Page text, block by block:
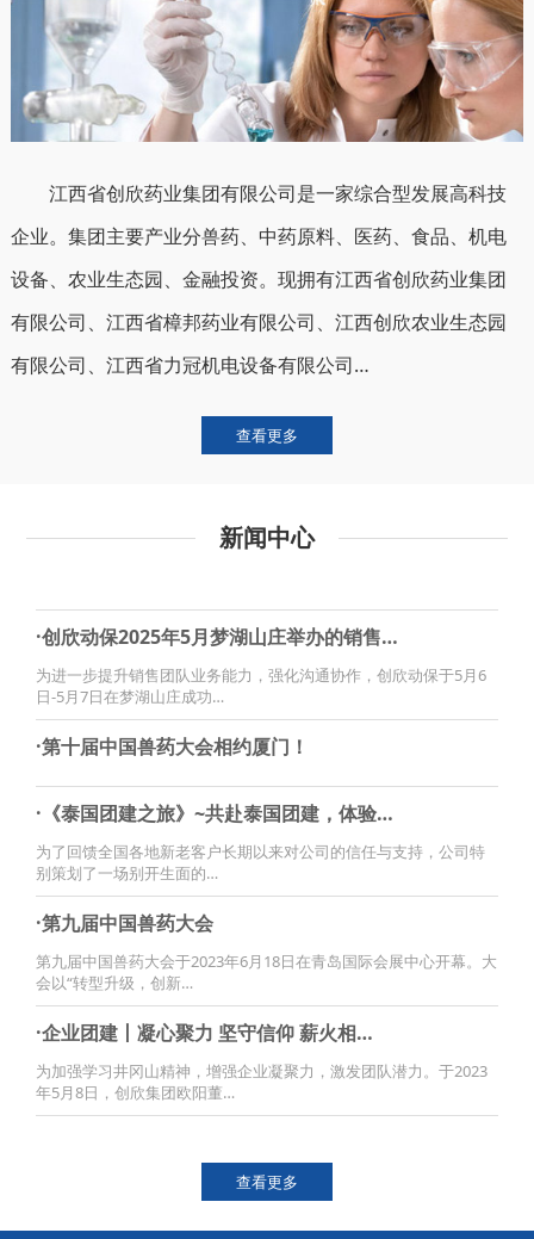
江西省创欣药业集团有限公司是一家综合型发展高科技
企业。集团主要产业分兽药、中药原料、医药、食品、机电
设备、农业生态园、金融投资。现拥有江西省创欣药业集团
有限公司、江西省樟邦药业有限公司、江西创欣农业生态园
有限公司、江西省力冠机电设备有限公司…
查看更多
新闻中心
·创欣动保2025年5月梦湖山庄举办的销售…
为进一步提升销售团队业务能力，强化沟通协作，创欣动保于5月6
日-5月7日在梦湖山庄成功…
·第十届中国兽药大会相约厦门！
·《泰国团建之旅》~共赴泰国团建，体验…
为了回馈全国各地新老客户长期以来对公司的信任与支持，公司特
别策划了一场别开生面的…
·第九届中国兽药大会
第九届中国兽药大会于2023年6月18日在青岛国际会展中心开幕。大
会以“转型升级，创新…
·企业团建丨凝心聚力 坚守信仰 薪火相…
为加强学习井冈山精神，增强企业凝聚力，激发团队潜力。于2023
年5月8日，创欣集团欧阳董…
查看更多